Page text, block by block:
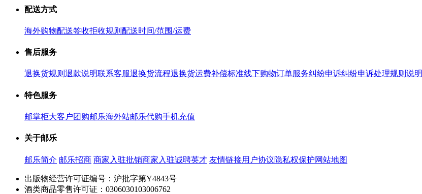
配送方式
海外购物配送签收拒收规则 配送时间/范围/运费
售后服务
退换货规则 退款说明联系客服退换货流程退换货运费补偿标准线下购物订单服务纠纷申诉纠纷申诉处理规则说明
特色服务
邮掌柜大客户团购邮乐海外站邮乐代购手机充值
关于邮乐
邮乐简介 邮乐招商 商家入驻批销商家入驻诚聘英才 友情链接用户协议隐私权保护网站地图
出版物经营许可证编号：沪批字第Y4843号
酒类商品零售许可证：0306030103006762